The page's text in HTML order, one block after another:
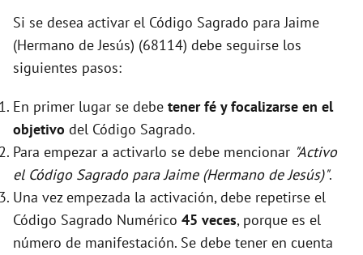
Si se desea activar el Código Sagrado para Jaime
(Hermano de Jesús) (68114) debe seguirse los
siguientes pasos:
En primer lugar se debe tener fé y focalizarse en el
objetivo del Código Sagrado.
Para empezar a activarlo se debe mencionar "Activo
el Código Sagrado para Jaime (Hermano de Jesús)".
Una vez empezada la activación, debe repetirse el
Código Sagrado Numérico 45 veces, porque es el
número de manifestación. Se debe tener en cuenta